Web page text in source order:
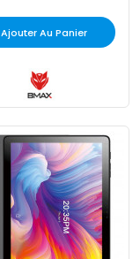
Ajouter Au Panier